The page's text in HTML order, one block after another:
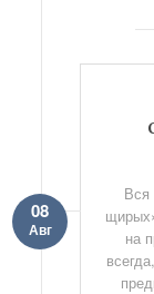
08
Авг
Вся
на